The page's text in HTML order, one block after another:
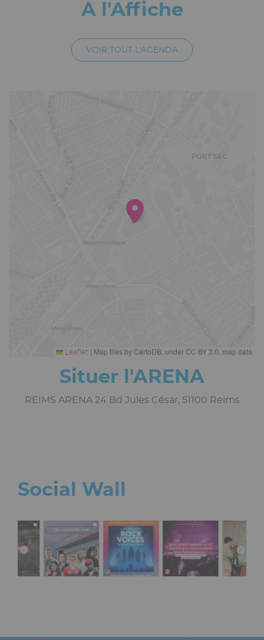
A l'Affiche
VOIR TOUT L'AGENDA
Leaflet | Map tiles by CartoDB, under CC BY 3.0. map data
Situer l'ARENA
REIMS ARENA 24 Bd Jules César, 51100 Reims
Social Wall